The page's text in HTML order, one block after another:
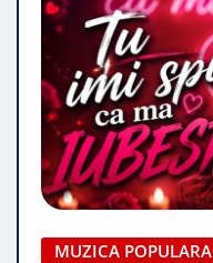
MUZICA POPULARA